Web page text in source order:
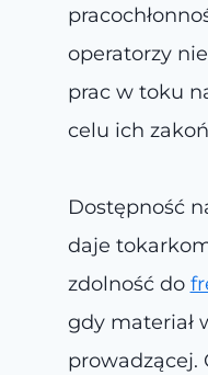
operatorzy
prac w toku
celu ich
Dostępność
daje
zdolność do
gdy materiał
prowadzącej.